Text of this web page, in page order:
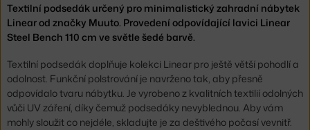
Textilní podsedák určený pro minimalistický zahradní nábytek
Linear od značky Muuto. Provedení odpovídající lavici Linear
Steel Bench 110 cm ve světle šedé barvě.
Textilní podsedák doplňuje kolekci Linear pro ještě větší pohodlí a
odolnost. Funkční polstrování je navrženo tak, aby přesně
odpovídalo tvaru nábytku. Je vyrobeno z kvalitních textilií odolných
vůči UV záření, díky čemuž podsedáky nevyblednou. Aby vám
mohly sloužit co nejdéle, skladujte je za deštivého počasí vevnitř.